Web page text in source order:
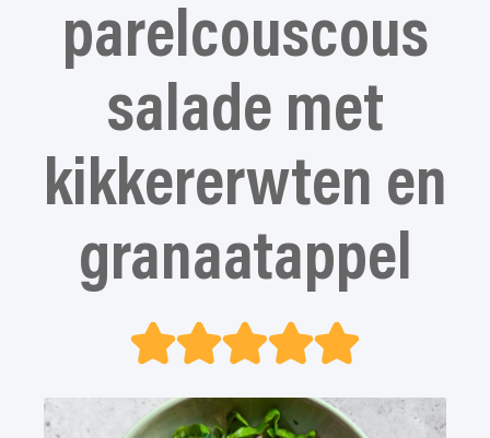
parelcouscous
salade met
kikkererwten en
granaatappel